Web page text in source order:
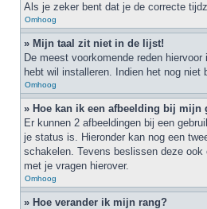
Als je zeker bent dat je de correcte
Omhoog
» Mijn taal zit niet in de lijst!
De meest voorkomende reden
hebt wil installeren. Indien het nog
Omhoog
» Hoe kan ik een afbeelding bij mijn
Er kunnen 2 afbeeldingen bij een
je status is. Hieronder kan nog een
schakelen. Tevens beslissen deze
met je vragen hierover.
Omhoog
» Hoe verander ik mijn rang?